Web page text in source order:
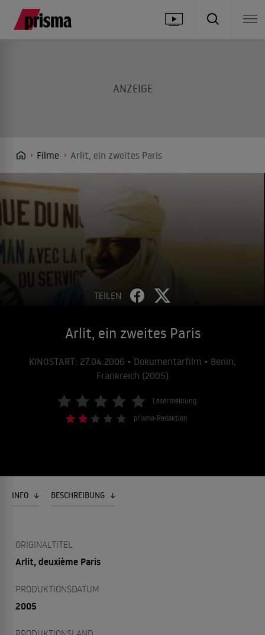
Filme Arlit, ein zweites Paris
TEILEN
Arlit, ein zweites Paris
KINOSTART: 27.04.2006 • Dokumentarfilm • Benin,
Frankreich (2005)
Lesermeinung
prisma-Redaktion
INFO BESCHREIBUNG
ORIGINALTITEL
Arlit, deuxième Paris
PRODUKTIONSDATUM
2005